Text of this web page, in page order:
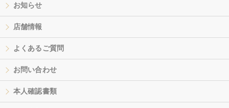
お知らせ
店舗情報
よくあるご質問
お問い合わせ
本人確認書類